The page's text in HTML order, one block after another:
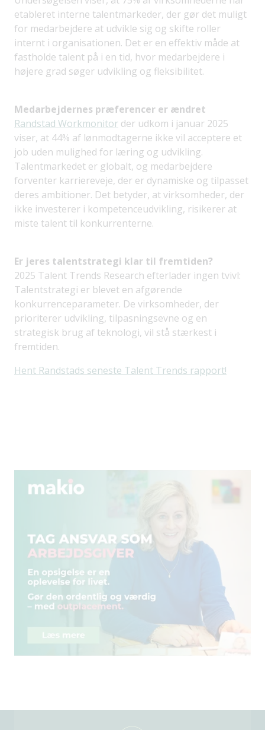
etableret interne talentmarkeder, der gør det muligt
for medarbejdere at udvikle sig og skifte roller
internt i organisationen. Det er en effektiv måde at
fastholde talent på i en tid, hvor medarbejdere i
højere grad søger udvikling og fleksibilitet.
Medarbejdernes præferencer er ændret
Randstad Workmonitor der udkom i januar 2025
viser, at 44% af lønmodtagerne ikke vil acceptere et
job uden mulighed for læring og udvikling.
Talentmarkedet er globalt, og medarbejdere
forventer karriereveje, der er dynamiske og tilpasset
deres ambitioner. Det betyder, at virksomheder, der
ikke investerer i kompetenceudvikling, risikerer at
miste talent til konkurrenterne.
Er jeres talentstrategi klar til fremtiden?
2025 Talent Trends Research efterlader ingen tvivl:
Talentstrategi er blevet en afgørende
konkurrenceparameter. De virksomheder, der
prioriterer udvikling, tilpasningsevne og en
strategisk brug af teknologi, vil stå stærkest i
fremtiden.
Hent Randstads seneste Talent Trends rapport!